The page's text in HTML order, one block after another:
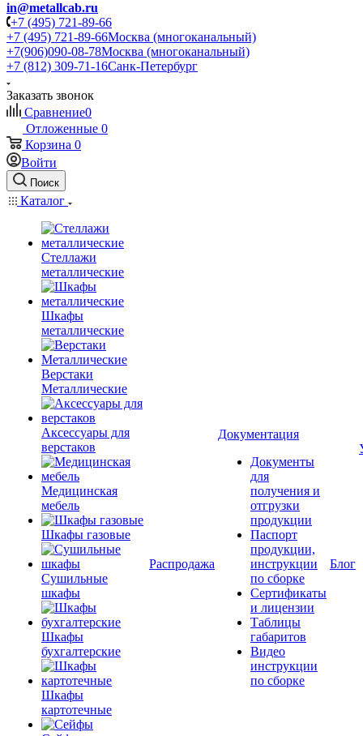
in@metallcab.ru
+7 (495) 721-89-66
+7 (495) 721-89-66Москва (многоканальный)
+7(906)090-08-78Москва (многоканальный)
+7 (812) 309-71-16Санк-Петербург
Заказать звонок
Сравнение0
Отложенные 0
Корзина 0
Войти
Поиск
Каталог
Стеллажи
металлические
Шкафы
металлические
Верстаки
Металлические
Аксессуары для
верстаков
Медицинская
мебель
Шкафы газовые
Сушильные
шкафы
Шкафы
бухгалтерские
Шкафы
картотечные
Распродажа
Документация
Документы
для
получения и
отгрузки
продукции
Паспорт
продукции,
инструкции
по сборке
Сертификаты
и лицензии
Таблицы
габаритов
Видео
инструкции
по сборке
Блог